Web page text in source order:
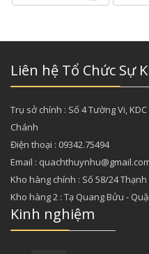
Liên hệ Tổ Chức Sự
Trụ sở chính : Số 4 Tường Vi,
Chánh
Điện thoại : 09342.75494
Email :
Kho hàng chính : Số 58/24
Kho hàng 2 : Tạ Quang Bửu -
Kinh nghiệm